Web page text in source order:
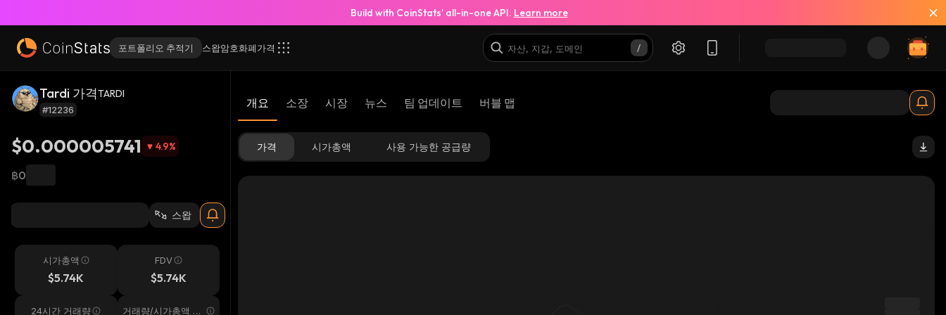
Build with CoinStats’ all-in-one API. Learn more
포트폴리오 추적기 스왑암호화폐가격
Tardi 가격TARDI
#12236
$0.000005741 4.9%
฿0
스왑
시가총액
$5.74K
FDV
$5.74K
24시간 거래량 거래량/시가총액 24
개요 소장 시장 뉴스 팀 업데이트 버블 맵
가격 시가총액 사용 가능한 공급량